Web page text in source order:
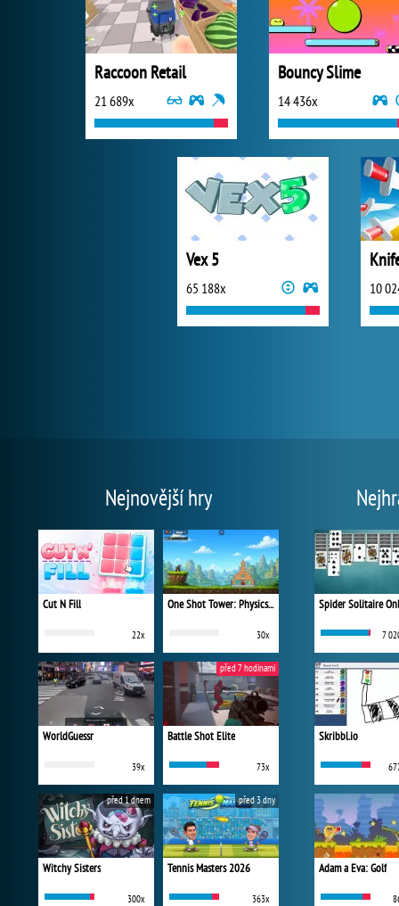
Raccoon Retail
21 689x
Bouncy Slime
14 436x
Vex 5
65 188x 10
Nejnovější hry
Cut N Fill
22x
One Shot Tower: Physics Destroyer
30x
WorldGuessr
39x
Battle Shot Elite
73x
před 7 hodinami
Witchy Sisters
300x
před 1 dnem
Tennis Masters 2026
363x
před 3 dny
Spider Solitaire
7
Skribbl.io
Adam a Eva: Golf